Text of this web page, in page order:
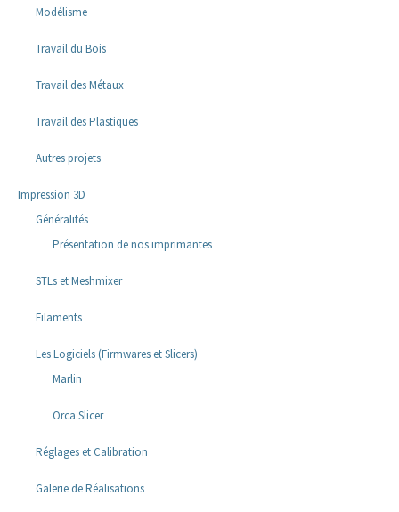
Modélisme
Travail du Bois
Travail des Métaux
Travail des Plastiques
Autres projets
Impression 3D
Généralités
Présentation de nos imprimantes
STLs et Meshmixer
Filaments
Les Logiciels (Firmwares et Slicers)
Marlin
Orca Slicer
Réglages et Calibration
Galerie de Réalisations